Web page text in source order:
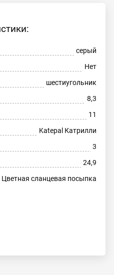
серый
Нет
шестиугольник
8,3
11
Katepal Катрилли
3
24,9
Цветная сланцевая посыпка